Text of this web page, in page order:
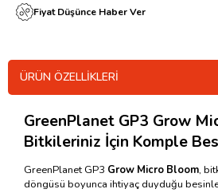
Fiyat Düşünce Haber Ver
ÜRÜN ÖZELLIKLERI
GreenPlanet GP3 Grow
Bitkileriniz İçin Komple
GreenPlanet GP3 Grow Micro Bloom,
döngüsü boyunca ihtiyaç duyduğu